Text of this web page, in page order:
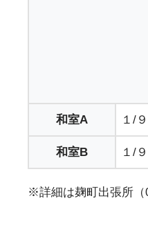
和室A １/
和室B １/
※詳細は麹町出張所（